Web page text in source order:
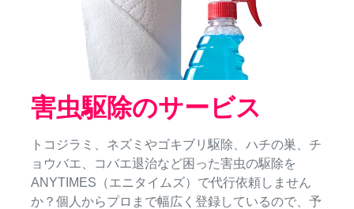
害虫駆除のサービス
トコジラミ、ネズミやゴキブリ駆除、ハチの巣、チ
ョウバエ、コバエ退治など困った害虫の駆除を
ANYTIMES（エニタイムズ）で代行依頼しません
か？個人からプロまで幅広く登録しているので、予